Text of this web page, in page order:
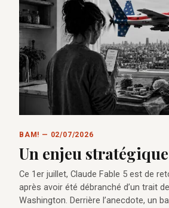
BAM! — 02/07/2026
Un enjeu stratégique
Ce 1er juillet, Claude Fable 5 est de
après avoir été débranché d’un trait
Washington. Derrière l’anecdote, un